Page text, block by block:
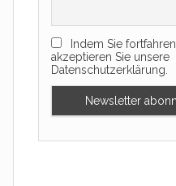
Indem Sie fortfahren,
akzeptieren Sie unsere
Datenschutzerklärung.